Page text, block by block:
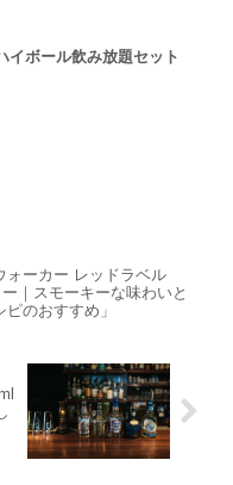
イボール飲み放題セット
ォーカー レッドラベル
｜スモーキーな味わいと
ピのおすすめ」